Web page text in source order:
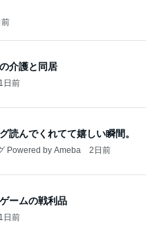
介護と同居
1日前
んでくれてて嬉しい瞬間。
Powered by Ameba 2日前
ームの戦利品
1日前